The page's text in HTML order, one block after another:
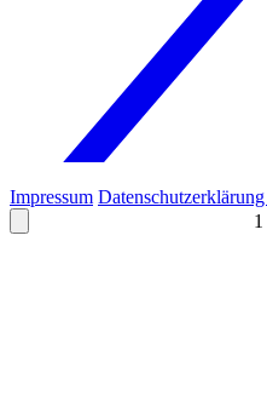
1
Impressum Datenschutzerklärung